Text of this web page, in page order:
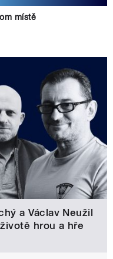
místě
a Václav Neužil
hrou a hře